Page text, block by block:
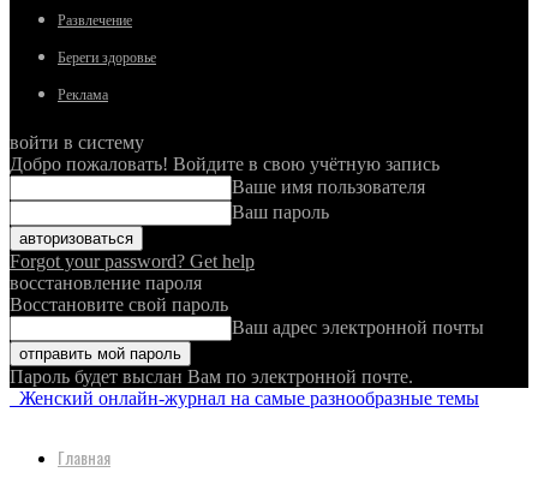
Развлечение
Береги здоровье
Реклама
войти в систему
Добро пожаловать! Войдите в свою учётную запись
Ваше имя пользователя
Ваш пароль
Forgot your password? Get help
восстановление пароля
Восстановите свой пароль
Ваш адрес электронной почты
Пароль будет выслан Вам по электронной почте.
Женский онлайн-журнал на самые разнообразные темы
Главная